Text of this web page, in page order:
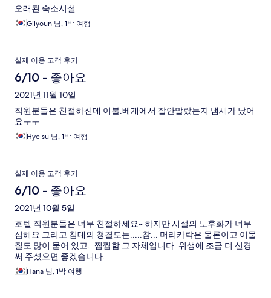
오래된 숙소시설
Gilyoun 님, 1박 여행
실제 이용 고객 후기
6/10 - 좋아요
2021년 11월 10일
직원분들은 친절하신데 이불.베개에서 잘안말랐는지 냄새가 났어
요ㅜㅜ
Hye su 님, 1박 여행
실제 이용 고객 후기
6/10 - 좋아요
2021년 10월 5일
호텔 직원분들은 너무 친절하세요~ 하지만 시설의 노후화가 너무
심해요 그리고 침대의 청결도는.....참... 머리카락은 물론이고 이물
질도 많이 묻어 있고.. 찝찝함 그 자체입니다. 위생에 조금 더 신경
써 주셨으면 좋겠습니다.
Hana 님, 1박 여행